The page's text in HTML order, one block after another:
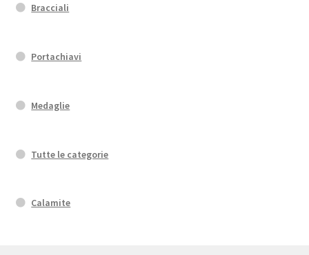
Bracciali
Portachiavi
Medaglie
Tutte le categorie
Calamite